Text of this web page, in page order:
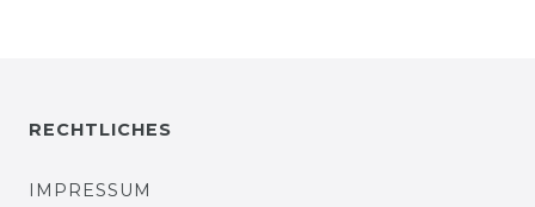
RECHTLICHES
IMPRESSUM